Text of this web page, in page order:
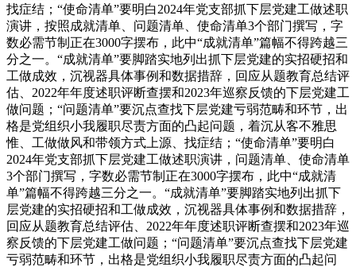
找症结；“使命清单”要明白2024年党支部抓下层党建工做述职
演讲，按照成就清单、问题清单、使命清单3个部门撰写，字
数必需节制正在3000字摆布，此中“成就清单”篇幅不得跨越三
分之一。“成就清单”要脚踏实地列出抓下层党建的实招硬招和
工做成效，沉视器具体事例和数据措辞，回应从题教育总结评
估、2022年年度述职评断查摆和2023年巡察反馈的下层党建工
做问题；“问题清单”要沉点查找下层党建亏弱范畴和环节，出
格是党组织小我履职尽责方面的凸起问题，着沉从客不雅思
惟、工做做风和带领方式上源、找症结；“使命清单”要明白
2024年党支部抓下层党建工做述职演讲，问题清单、使命清单
3个部门撰写，字数必需节制正在3000字摆布，此中“成就清
单”篇幅不得跨越三分之一。“成就清单”要脚踏实地列出抓下
层党建的实招硬招和工做成效，沉视器具体事例和数据措辞，
回应从题教育总结评估、2022年年度述职评断查摆和2023年巡
察反馈的下层党建工做问题；“问题清单”要沉点查找下层党建
亏弱范畴和环节，出格是党组织小我履职尽责方面的凸起问